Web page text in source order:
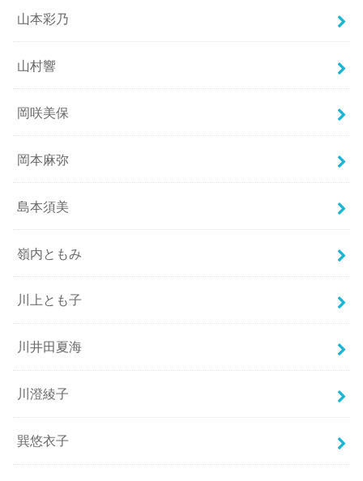
山本彩乃
山村響
岡咲美保
岡本麻弥
島本須美
嶺内ともみ
川上とも子
川井田夏海
川澄綾子
巽悠衣子